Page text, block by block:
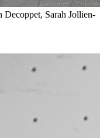
Decoppet, Sarah Jollien-